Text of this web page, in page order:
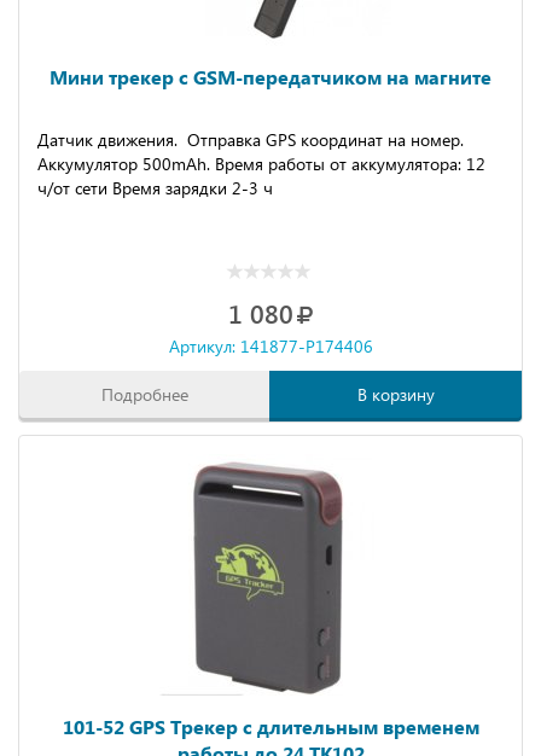
Мини трекер с GSM-передатчиком на магните
Датчик движения. Отправка GPS координат на номер.
Аккумулятор 500mAh. Время работы от аккумулятора: 12
ч/от сети Время зарядки 2-3 ч
1 080
Артикул: 141877-P174406
Подробнее В корзину
101-52 GPS Трекер с длительным временем